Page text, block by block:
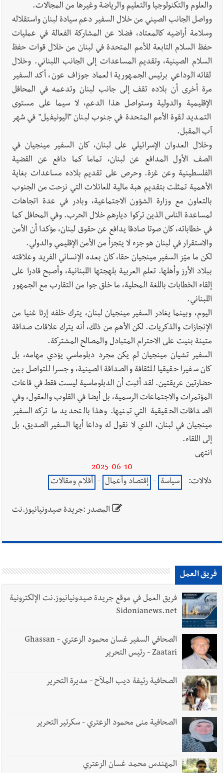
والعلوم والتكنولوجيا والتعليم والرياضة وغيرها من المجالات.
وواصل الجانب الصيني من خلال السفير دعم سيادة لبنان واستقلاله
وسلامة أراضيه كالمعتاد، فضلا عن المشاركة الفعالة في عمليات
حفظ السلام التابعة للأمم المتحدة في لبنان من خلال قوات حفظ
السلام الصينية، وتقديم المساعدات إلى الجانب اللبناني. وخلال
لقائه الوداعي برئيس الجمهورية العماد جوزاف عون، أكد السفير
مرة أخرى أن بلاده تقف إلى جانب لبنان وتدعمه في المحافل
الإقليمية والدولية وستواصل هذا الدعم، لا سيما على مستوى
التمديد لقوة الأمم المتحدة في جنوب لبنان "اليونيفيل" في شهر
آب المقبل.
وخلال العدوان الإسرائيلي على لبنان، كان السفير مينجيان في
الصف الأول المدافع عن لبنان، تماما كما دافع عن القضية
الفلسطينية وعن غزة. وحرص على تقديم بلاده مساعدات بغاية
الأهمية تمثلت بتقديم هبة مالية للعائلات التي نزحت من الجنوب
بالتعاون مع وزارة الشؤون الاجتماعية، وبادر في عدة اتجاهات
لمساعدة الناس الذين تركوا ديارهم خلال الحرب. وفي المحافل كما
في خطاباته، كان صوتا صادقا يدافع عن حقوق لبنان، مؤكدا أن الأمن
والاستقرار في لبنان هو جزء لا يتجزأ من الأمن الإقليمي والدولي.
لكن ما ميّز السفير مينجيان حقا، كان بعده الإنساني الفريد وعلاقته
ببلاد الأرز وأهلها. تعلم العربية بلهجتها اللبنانية، وأصبح قادرا على
إلقاء الخطابات باللغة المحلية، ما خلق جوا من التقارب مع الجمهور
اللبناني.
اليوم، وبينما يغادر السفير مينجيان لبنان، يترك خلفه إرثا غنيا من
الإنجازات والذكريات. لكن الأهم من ذلك، أنه يترك علاقات صداقة
متينة بنيت على الاحترام المتبادل والمصالح المشتركة.
السفير تشيان مينجيان لم يكن مجرد دبلوماسي يؤدي مهامه، بل
كان سفيرا حقيقيا للثقافة والصداقة الصينية، وجسرا للتواصل بين
حضارتين عريقتين. لقد أثبت أن الدبلوماسية ليست فقط في قاعات
المؤتمرات والاجتماعات الرسمية، بل أيضا في القلوب والعقول، وفي
الصداقات الحقيقية التي تبنيها. وهذا بالتحديد ما تركه السفير
مينجيان في لبنان، الذي لا نقول له وداعا أيها السفير الصديق، بل
إلى اللقاء.
انتهى
2025-06-10
دلالات:
سياسة - إقتصاد وأعمال - أقلام ومقالات
المصدر :جريدة صيدونيانيوز.نت
فريق العمل
فريق العمل في موقع جريدة صيدونيانيوز.نت الإلكترونية
Sidonianews.net
الصحافي السفير غسان محمود الزعتري - Ghassan
Zaatari - رئيس التحرير
الصحافية رئيفة ديب الملاّح - مديرة التحرير
الصحافية منى محمود الزعتري - سكرتير التحرير
المهندس محمد غسان الزعتري